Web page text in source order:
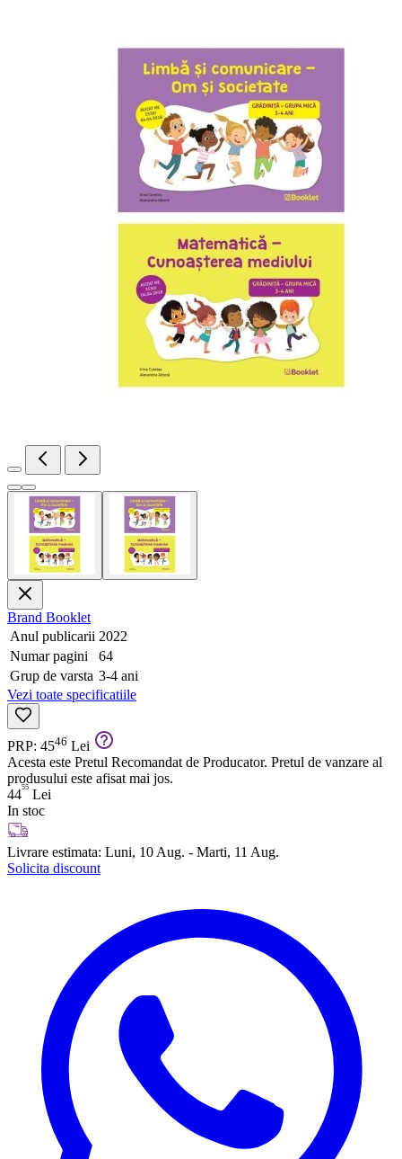
Brand Booklet
Anul publicarii 2022
Numar pagini
64
Grup de varsta 3-4 ani
Vezi toate specificatiile
PRP: 4546 Lei
Acesta este Pretul Recomandat de Producator. Pretul de vanzare al
produsului este afisat mai jos.
4455 Lei
In stoc
Livrare estimata: Luni, 10 Aug. - Marti, 11 Aug.
Solicita discount